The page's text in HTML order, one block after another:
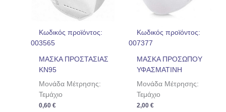
Κωδικός προϊόντος:
003565
ΜΑΣΚΑ ΠΡΟΣΤΑΣΙΑΣ
KN95
Μονάδα Μέτρησης:
Τεμάχιο
0,60€
Κωδικός προϊόντος:
007377
ΜΑΣΚΑ ΠΡΟΣΩΠΟΥ
ΥΦΑΣΜΑΤΙΝΗ
Μονάδα Μέτρησης:
Τεμάχιο
2,00 €